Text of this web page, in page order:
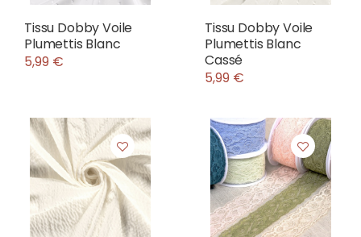
Tissu Dobby Voile
Plumettis Blanc
5,99 €
Tissu Dobby Voile
Plumettis Blanc
Cassé
5,99 €